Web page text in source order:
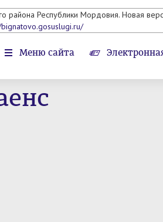
района Республики Мордовия. Новая
Меню сайта